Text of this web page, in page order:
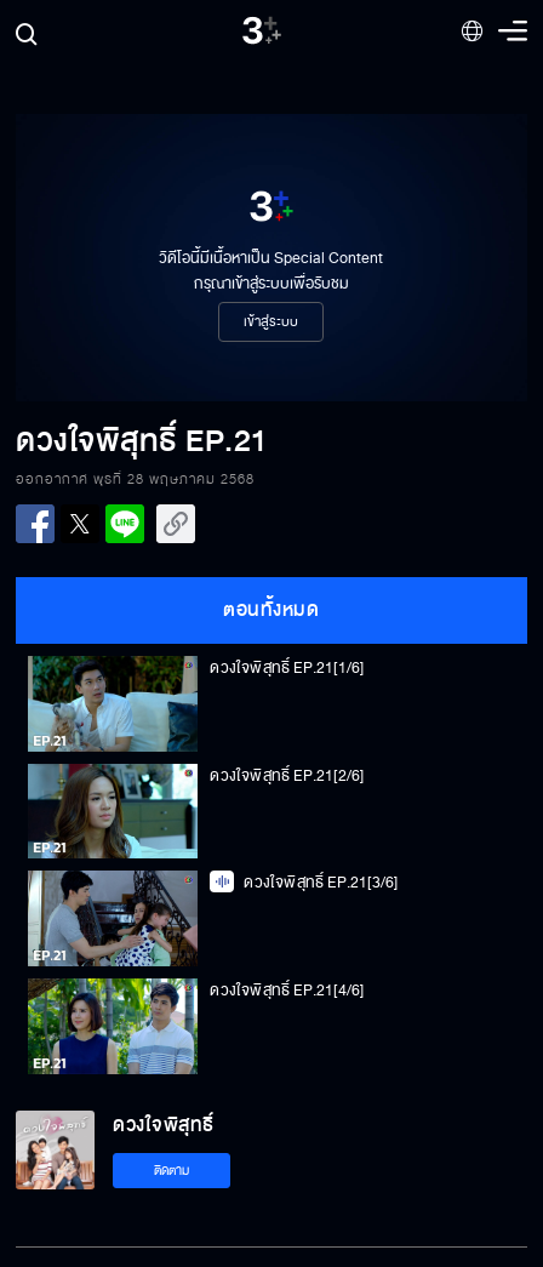
วิดีโอนี้มีเนื้อหาเป็น Special Content
กรุณาเข้าสู่ระบบเพื่อรับชม
เข้าสู่ระบบ
ดวงใจพิสุทธิ์ EP.21
ออกอากาศ พุธที่ 28 พฤษภาคม 2568
ตอนทั้งหมด
ดวงใจพิสุทธิ์ EP.21[1/6]
ดวงใจพิสุทธิ์ EP.21[2/6]
ดวงใจพิสุทธิ์ EP.21[3/6]
ดวงใจพิสุทธิ์ EP.21[4/6]
ดวงใจพิสุทธิ์
ติดตาม